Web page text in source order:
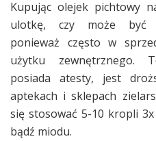
Kupując olejek pichtowy
ulotkę, czy może być
ponieważ często w
użytku zewnętrznego.
posiada atesty, jest
aptekach i sklepach
się stosować 5-10 kropli 3x
bądź miodu.